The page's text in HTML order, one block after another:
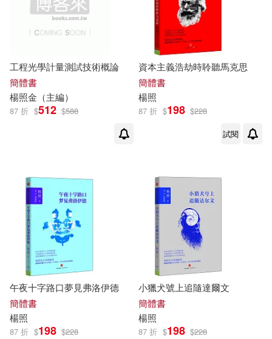
工程光學計量測試技術概論
簡體書
楊照金（主編）
87 折 $512 $588
資本主義浩劫時聆聽馬克思
簡體書
楊照
87 折 $198 $228
試閱
午夜十字路口夢見弗洛伊德
簡體書
楊照
87 折 $198 $228
小獵犬號上追隨達爾文
簡體書
楊照
87 折 $198 $228